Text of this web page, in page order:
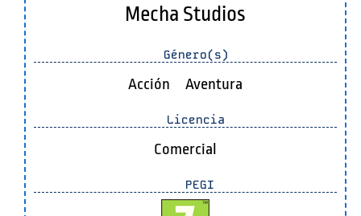
Mecha Studios
Género(s)
Acción Aventura
Licencia
Comercial
PEGI